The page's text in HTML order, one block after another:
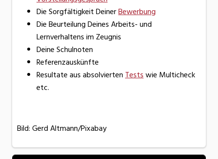
Die Sorgfältigkeit DeinerBewerbung
Die Beurteilung Deines Arbeits- und
Lernverhaltens im Zeugnis
Deine Schulnoten
Referenzauskünfte
Resultate aus absolviertenTestswie Multicheck
etc.
Bild: Gerd Altmann/Pixabay